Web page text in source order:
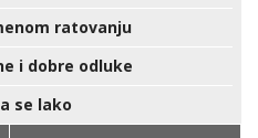
ratovanju
i dobre odluke
se lako